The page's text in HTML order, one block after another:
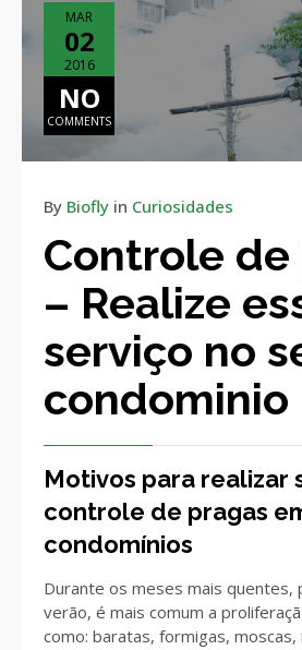
MAR
02
2016
NO
COMMENTS
By Biofly in Curiosidades
Controle de
– Realize
serviço no
condominio
Motivos para realizar
controle de pragas
condomínios
Durante os meses mais quentes,
verão, é mais comum a
como: baratas, formigas,